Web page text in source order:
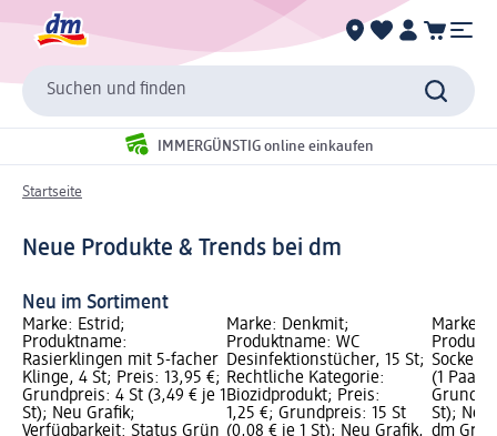
Suchen und finden
IMMERGÜNSTIG online einkaufen
Startseite
Neue Produkte & Trends bei dm
Neu im Sortiment
Marke: Estrid;
Produktname:
Rasierklingen mit 5-facher
Klinge, 4 St; Preis: 13,95 €;
Grundpreis: 4 St (3,49 € je 1
St); Neu Grafik;
Verfügbarkeit: Status Grün
Marke: Denkmit;
Produktname: WC
Desinfektionstücher, 15 St;
Rechtliche Kategorie:
Biozidprodukt; Preis:
1,25 €; Grundpreis: 15 St
(0,08 € je 1 St); Neu Grafik,
Marke:
Socken
(1
St); Neu
dm